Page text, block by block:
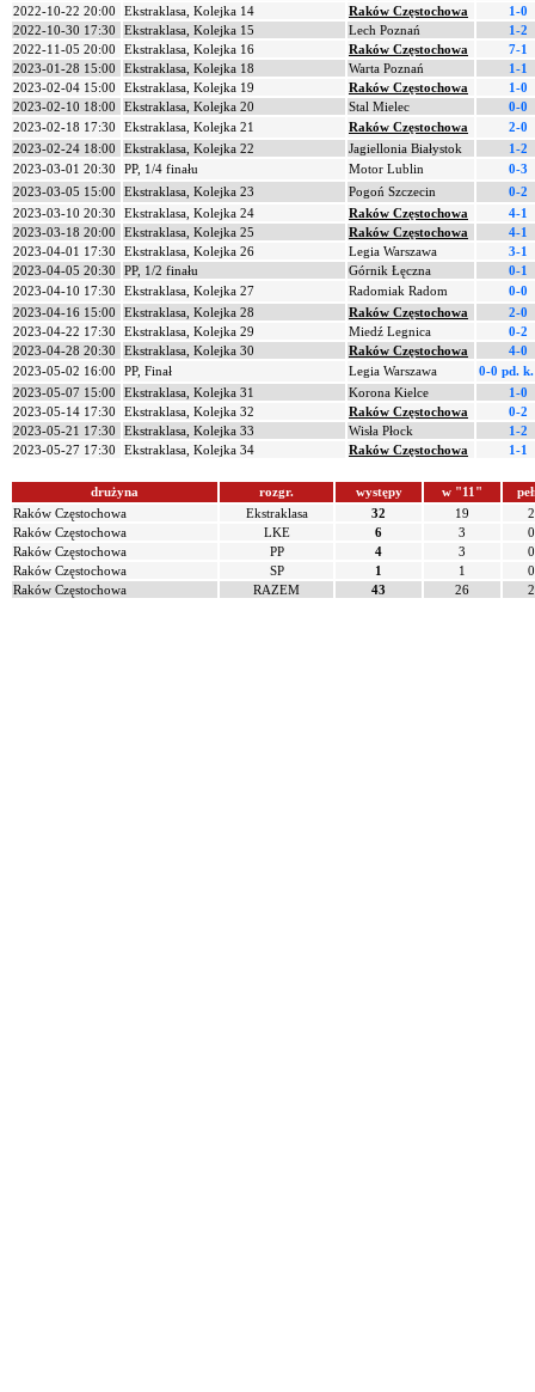
2022-10-22 20:00
Ekstraklasa, Kolejka 14 Raków Częstochowa
1-0
2022-10-30 17:30
Ekstraklasa, Kolejka 15 Lech Poznań
1-2
2022-11-05 20:00
Ekstraklasa, Kolejka 16 Raków Częstochowa
7-1
2023-01-28 15:00
Ekstraklasa, Kolejka 18 Warta Poznań
1-1
2023-02-04 15:00
Ekstraklasa, Kolejka 19 Raków Częstochowa
1-0
2023-02-10 18:00
Ekstraklasa, Kolejka 20 Stal Mielec
0-0
2023-02-18 17:30
Ekstraklasa, Kolejka 21 Raków Częstochowa
2-0
2023-02-24 18:00
Ekstraklasa, Kolejka 22 Jagiellonia Białystok
1-2
2023-03-01 20:30
PP, 1/4 finału Motor Lublin
0-3
2023-03-05 15:00
Ekstraklasa, Kolejka 23 Pogoń Szczecin
0-2
2023-03-10 20:30
Ekstraklasa, Kolejka 24 Raków Częstochowa
4-1
2023-03-18 20:00
Ekstraklasa, Kolejka 25 Raków Częstochowa
4-1
2023-04-01 17:30
Ekstraklasa, Kolejka 26 Legia Warszawa
3-1
2023-04-05 20:30
PP, 1/2 finału Górnik Łęczna
0-1
2023-04-10 17:30
Ekstraklasa, Kolejka 27 Radomiak Radom
0-0
2023-04-16 15:00
Ekstraklasa, Kolejka 28 Raków Częstochowa
2-0
2023-04-22 17:30
Ekstraklasa, Kolejka 29 Miedź Legnica
0-2
2023-04-28 20:30
Ekstraklasa, Kolejka 30 Raków Częstochowa
4-0
2023-05-02 16:00
PP, Finał Legia Warszawa 0-0 pd.
2023-05-07 15:00
Ekstraklasa, Kolejka 31 Korona Kielce
1-0
2023-05-14 17:30
Ekstraklasa, Kolejka 32 Raków Częstochowa
0-2
2023-05-21 17:30
Ekstraklasa, Kolejka 33 Wisła Płock
1-2
2023-05-27 17:30
Ekstraklasa, Kolejka 34 Raków Częstochowa 1-1
drużyna rozgr. występy w "11"
Raków Częstochowa
Ekstraklasa 32 19
2
Raków Częstochowa
LKE 6 3
0
Raków Częstochowa
PP 4 3
0
Raków Częstochowa
SP 1 1
0
Raków Częstochowa
RAZEM 43 26 2